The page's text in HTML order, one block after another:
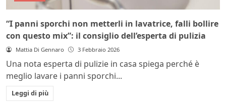
“I panni sporchi non metterli in lavatrice, falli bollire
con questo mix”: il consiglio dell’esperta di pulizia
Mattia Di Gennaro 3 Febbraio 2026
Una nota esperta di pulizie in casa spiega perché è
meglio lavare i panni sporchi...
Leggi di più